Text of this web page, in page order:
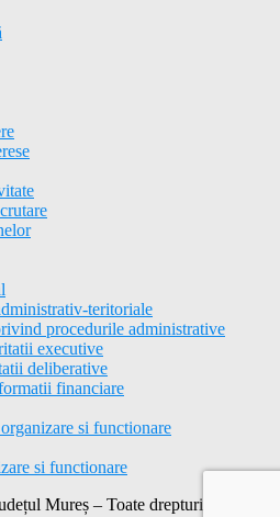
teritoriale
procedurile administrative
executive
deliberative
financiare
si functionare
si functionare
Mureș – Toate drepturile